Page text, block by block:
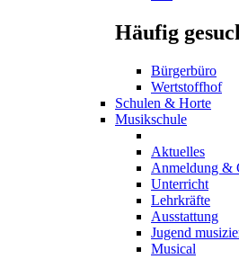
Häufig
Bürgerbüro
Wertstoffhof
Schulen & Horte
Musikschule
Aktuelles
Anmeldung &
Unterricht
Lehrkräfte
Ausstattung
Jugend
Musical